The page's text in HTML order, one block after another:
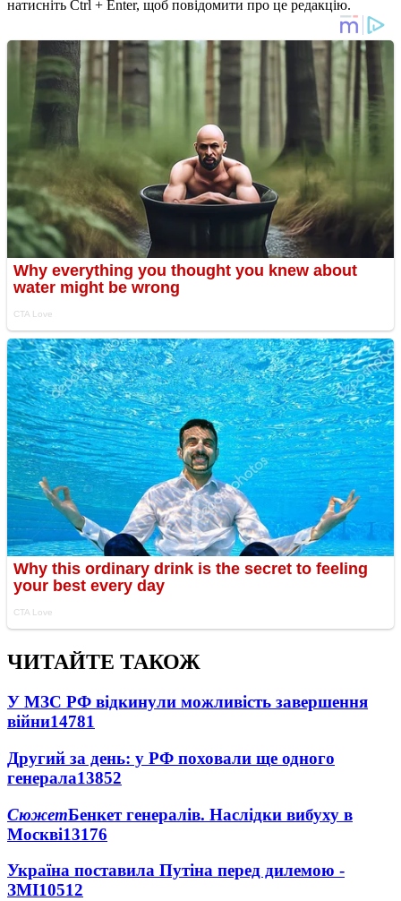
натисніть Ctrl + Enter, щоб повідомити про це редакцію.
ЧИТАЙТЕ ТАКОЖ
У МЗС РФ відкинули можливість завершення
війни14781
Другий за день: у РФ поховали ще одного
генерала13852
СюжетБенкет генералів. Наслідки вибуху в
Москві13176
Україна поставила Путіна перед дилемою -
ЗМІ10512